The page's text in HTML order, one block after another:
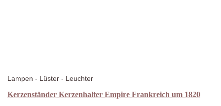
Lampen - Lüster - Leuchter
Kerzenständer Kerzenhalter Empire Frankreich um 1820